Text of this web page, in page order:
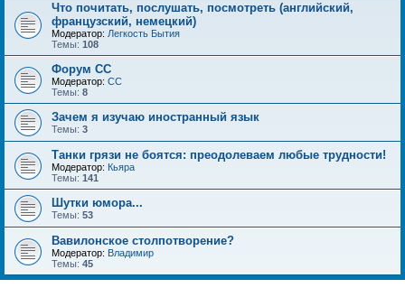
Что почитать, послушать, посмотреть (английский,
французский, немецкий)
Модератор: Легкость Бытия
Темы: 108
Форум СС
Модератор: CC
Темы: 8
Зачем я изучаю иностранный язык
Темы: 3
Танки грязи не боятся: преодолеваем любые трудности!
Модератор: Кьяра
Темы: 141
Шутки юмора...
Темы: 53
Вавилонское столпотворение?
Модератор: Владимир
Темы: 45